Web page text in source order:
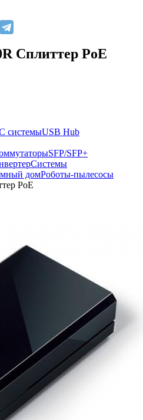
Сплиттер PoE
системыUSB Hub
SFP/SFP+
Системы
домРоботы-пылесосы
PoE